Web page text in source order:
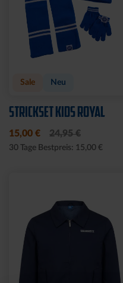
Sale Neu
STRICKSET KIDS ROYAL
15,00 € 24,95 €
30 Tage Bestpreis: 15,00 €